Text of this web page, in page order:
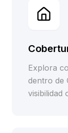
Explora
dentro de
visibilidad